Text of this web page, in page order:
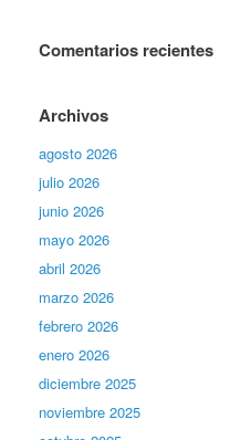
Comentarios recientes
Archivos
agosto 2026
julio 2026
junio 2026
mayo 2026
abril 2026
marzo 2026
febrero 2026
enero 2026
diciembre 2025
noviembre 2025